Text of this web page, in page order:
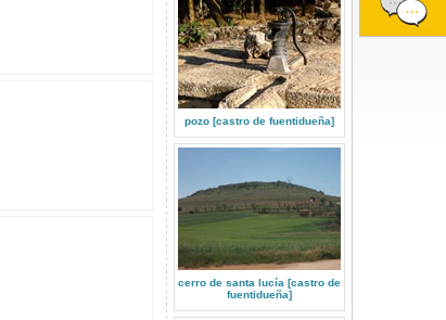
pozo [castro de fuentidueña]
cerro de santa lucía [castro de
fuentidueña]